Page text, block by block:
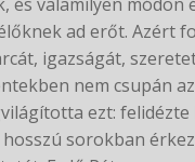
ad erőt. Azért
igazságát,
nem csupán
ezt:
sorokban